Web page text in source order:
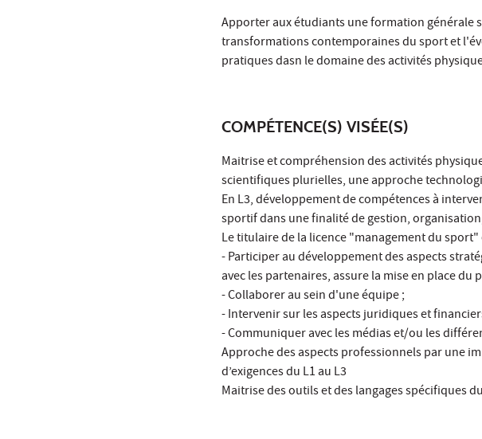
Apporter aux étudiants une formation générale
transformations contemporaines du sport et
pratiques dasn le domaine des activités
COMPÉTENCE(S) VISÉE(S)
Maitrise et compréhension des activités
scientifiques plurielles, une approche
En L3, développement de compétences à
sportif dans une finalité de gestion,
Le titulaire de la licence "management du
- Participer au développement des aspects
avec les partenaires, assure la mise en place du
- Collaborer au sein d'une équipe ;
- Intervenir sur les aspects juridiques et
- Communiquer avec les médias et/ou les
Approche des aspects professionnels par une
d’exigences du L1 au L3
Maitrise des outils et des langages spécifiques